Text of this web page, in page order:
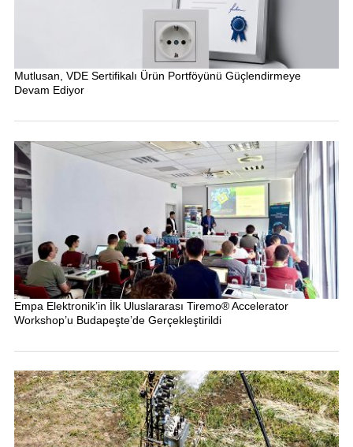
Mutlusan, VDE Sertifikalı Ürün Portföyünü Güçlendirmeye
Devam Ediyor
Empa Elektronik’in İlk Uluslararası Tiremo® Accelerator
Workshop’u Budapeşte’de Gerçekleştirildi